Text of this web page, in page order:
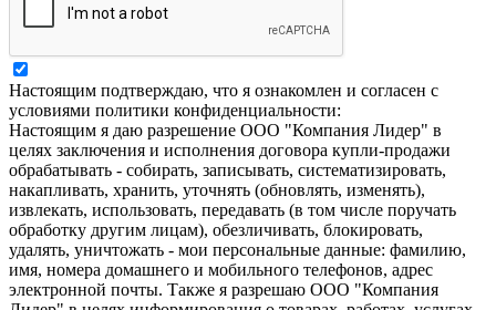
Настоящим подтверждаю, что я ознакомлен и согласен с
условиями политики конфиденциальности:
Настоящим я даю разрешение ООО "Компания Лидер" в
целях заключения и исполнения договора купли-продажи
обрабатывать - собирать, записывать, систематизировать,
накапливать, хранить, уточнять (обновлять, изменять),
извлекать, использовать, передавать (в том числе поручать
обработку другим лицам), обезличивать, блокировать,
удалять, уничтожать - мои персональные данные: фамилию,
имя, номера домашнего и мобильного телефонов, адрес
электронной почты. Также я разрешаю ООО "Компания